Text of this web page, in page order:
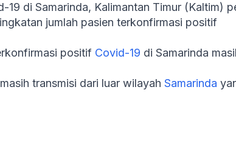
19 di Samarinda, Kalimantan Timur (Kaltim)
jumlah pasien terkonfirmasi positif
positif Covid-19 di Samarinda
transmisi dari luar wilayah Samarinda